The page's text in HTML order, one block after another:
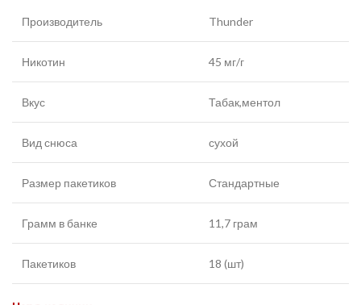
Производитель Thunder
Никотин 45 мг/г
Вкус Табак,ментол
Вид снюса сухой
Размер пакетиков Стандартные
Грамм в банке 11,7 грам
Пакетиков 18 (шт)